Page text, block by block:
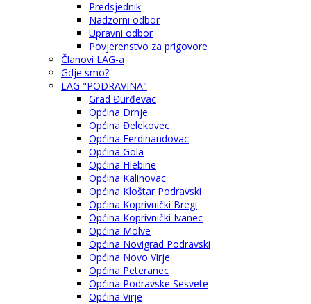
Predsjednik
Nadzorni odbor
Upravni odbor
Povjerenstvo za prigovore
Članovi LAG-a
Gdje smo?
LAG "PODRAVINA"
Grad Đurđevac
Općina Drnje
Općina Đelekovec
Općina Ferdinandovac
Općina Gola
Općina Hlebine
Općina Kalinovac
Općina Kloštar Podravski
Općina Koprivnički Bregi
Općina Koprivnički Ivanec
Općina Molve
Općina Novigrad Podravski
Općina Novo Virje
Općina Peteranec
Općina Podravske Sesvete
Općina Virje